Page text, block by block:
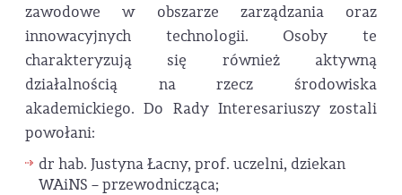
zawodowe w obszarze zarządzania oraz
innowacyjnych technologii. Osoby te
charakteryzują się również aktywną
działalnością na rzecz środowiska
akademickiego. Do Rady Interesariuszy zostali
powołani:
dr hab. Justyna Łacny, prof. uczelni, dziekan
WAiNS – przewodnicząca;